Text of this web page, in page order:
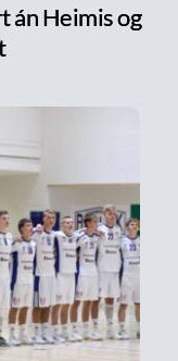
án Heimis og